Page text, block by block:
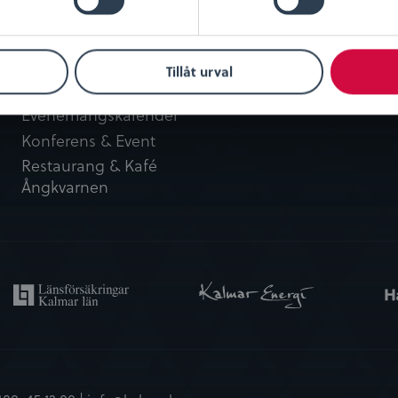
Tillåt urval
Besök oss
Öppettider
Entrébiljetter
Evenemangskalender
Konferens & Event
Restaurang & Kafé
Ångkvarnen
Kundservice
Integritetspolicy
Köpvillkor